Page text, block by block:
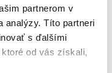
partnerom v
analýzy. Títo partneri
s ďalšími
od vás získali,